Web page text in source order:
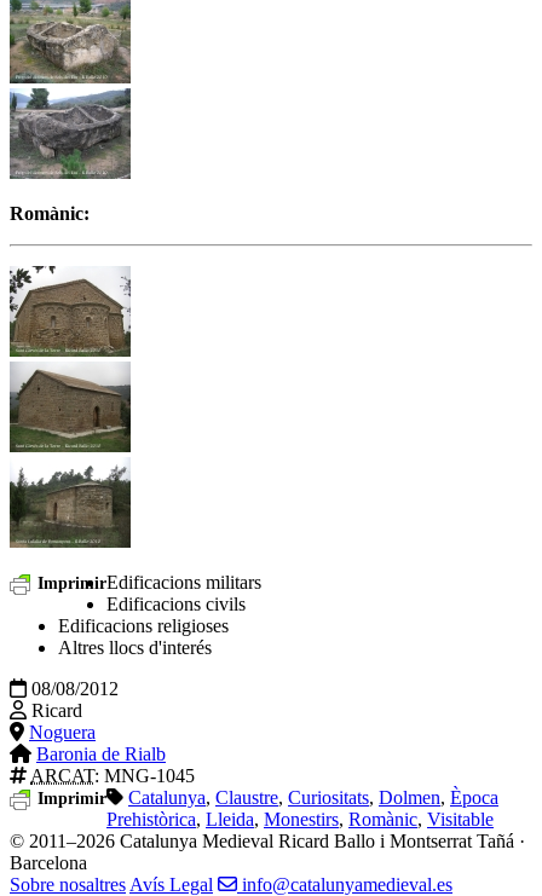
Romànic:
ImprimirEdificacions militars
Edificacions civils
Edificacions religioses
Altres llocs d'interés
08/08/2012
Ricard
Noguera
Baronia de Rialb
ARCAT: MNG-1045
Imprimir Catalunya, Claustre, Curiositats, Dolmen, Època
Prehistòrica, Lleida, Monestirs, Romànic, Visitable
© 2011–2026 Catalunya Medieval Ricard Ballo i Montserrat Tañá ·
Barcelona
Sobre nosaltres Avís Legal
info@catalunyamedieval.es